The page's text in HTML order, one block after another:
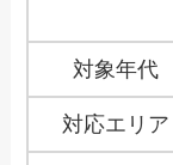
対象年代
対応エリア